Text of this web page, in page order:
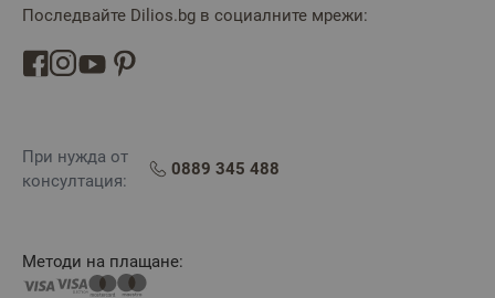
Последвайте Dilios.bg в социалните мрежи:
При нужда от
консултация:
0889 345 488
Методи на плащане: